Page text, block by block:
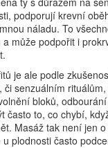
podporují krevní
náladu. To
může podpořit i
je ale podle
senzuálním
bloků,
často to, co chybí,
Masáž tak není jen
plodnosti často